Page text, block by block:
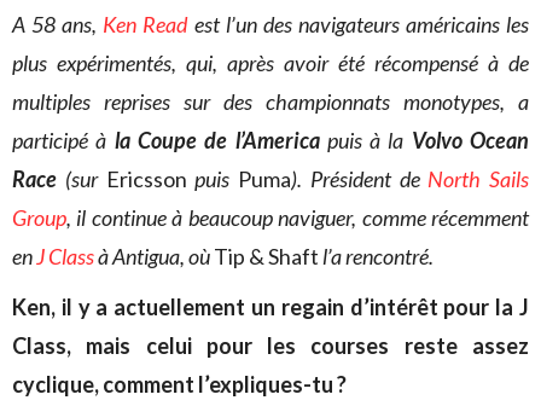
A 58 ans, Ken Readest l’un des navigateurs américains les
plus expérimentés, qui, après avoir été récompensé à de
multiples reprises sur des championnats monotypes, a
participé à la Coupe de l’Americapuis à la Volvo Ocean
Race (sur Ericsson puis Puma). Président de North Sails
Group, il continue à beaucoup naviguer, comme récemment
enJ Classà Antigua, oùTip & Shaft l’a rencontré.
Ken, il y a actuellement un regain d’intérêt pour la J
Class, mais celui pour les courses reste assez
cyclique, comment l’expliques-tu ?